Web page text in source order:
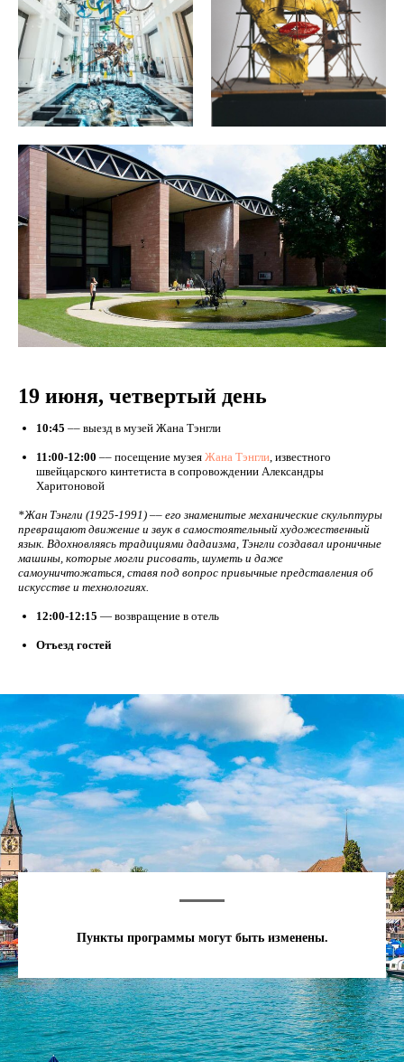
19 июня, четвертый день
10:45 –– выезд в музей Жана Тэнгли
11:00-12:00 –– посещение музея Жана Тэнгли, известного
швейцарского кинтетиста в сопровождении Александры
Харитоновой
*Жан Тэнгли (1925-1991) –– его знаменитые механические скульптуры
превращают движение и звук в самостоятельный художественный
язык. Вдохновляясь традициями дадаизма, Тэнгли создавал ироничные
машины, которые могли рисовать, шуметь и даже
самоуничтожаться, ставя под вопрос привычные представления об
искусстве и технологиях.
12:00-12:15 — возвращение в отель
Отъезд гостей
Пункты программы могут быть изменены.